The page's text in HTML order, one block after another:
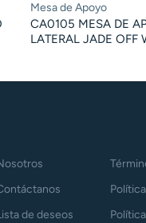
Mesa de Apoyo
CA0105 MESA DE
LATERAL JADE OFF
de deseos